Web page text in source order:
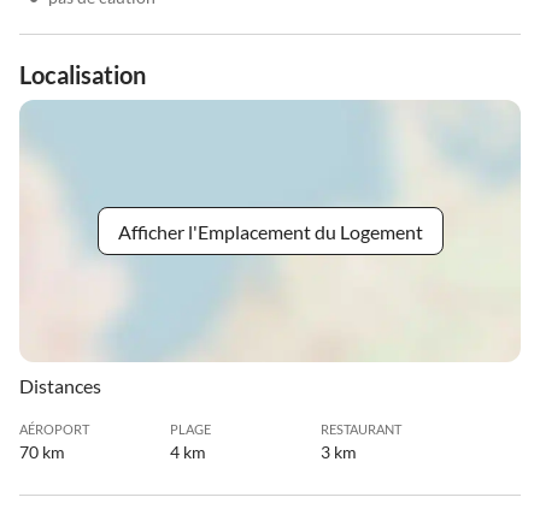
Localisation
Afficher l'Emplacement du Logement
Distances
AÉROPORT
70 km
PLAGE
4 km
RESTAURANT
3 km